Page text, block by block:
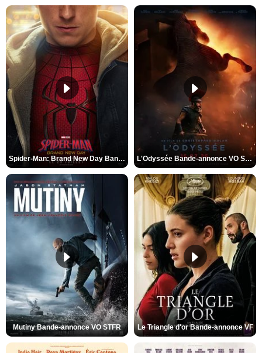
Spider-Man: Brand New Day Bande-annonce VO STFR L'Odyssée Bande-annonce VO STFR
Mutiny Bande-annonce VO STFR Le Triangle d'or Bande-annonce VF